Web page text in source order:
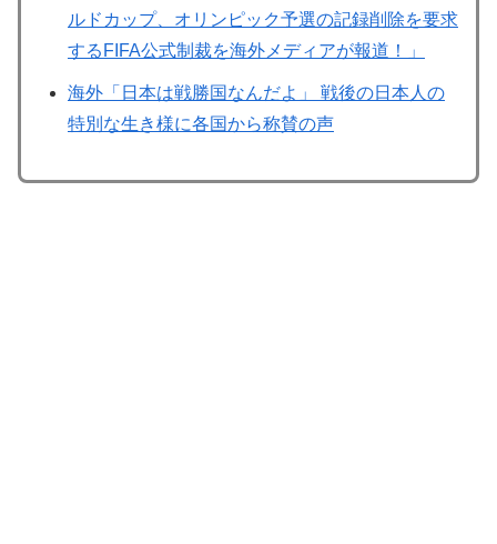
ルドカップ、オリンピック予選の記録削除を要求
するFIFA公式制裁を海外メディアが報道！」
海外「日本は戦勝国なんだよ」 戦後の日本人の
特別な生き様に各国から称賛の声